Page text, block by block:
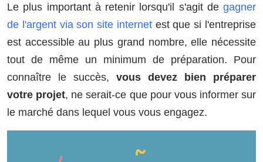
Le plus important à retenir lorsqu'il s'agit de gagner
de l'argent via son site internetest que si l'entreprise
est accessible au plus grand nombre, elle nécessite
tout de même un minimum de préparation. Pour
connaître le succès, vous devez bien préparer
votre projet, ne serait-ce que pour vous informer sur
le marché dans lequel vous vous engagez.